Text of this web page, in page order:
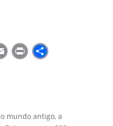
Email
PrintShare
mundo antigo, a